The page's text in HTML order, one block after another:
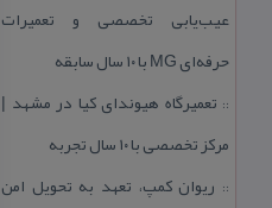
عیب‌یابی تخصصی و تعمیرات
حرفه‌ای MG با ۱۰ سال سابقه
:: تعمیرگاه هیوندای كیا در مشهد |
مركز تخصصی با ۱۰ سال تجربه
:: ریوان كمپ، تعهد به تحویل امن